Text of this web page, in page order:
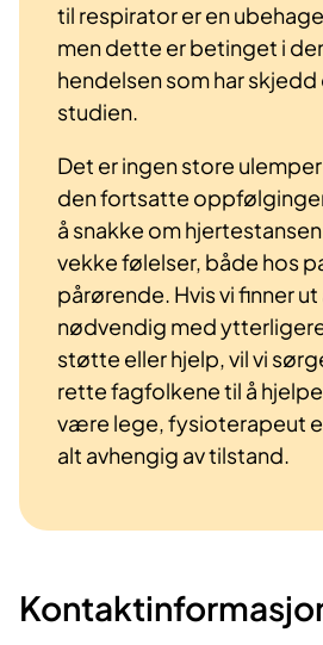
til respirator er en
men dette er betinget i
hendelsen som har skjedd
studien.
Det er ingen store
den fortsatte
å snakke om
vekke følelser, både hos
pårørende. Hvis vi finner
nødvendig med
støtte eller hjelp, vil vi
rette fagfolkene til å
være lege, fysioterapeut
alt avhengig av tilstand.